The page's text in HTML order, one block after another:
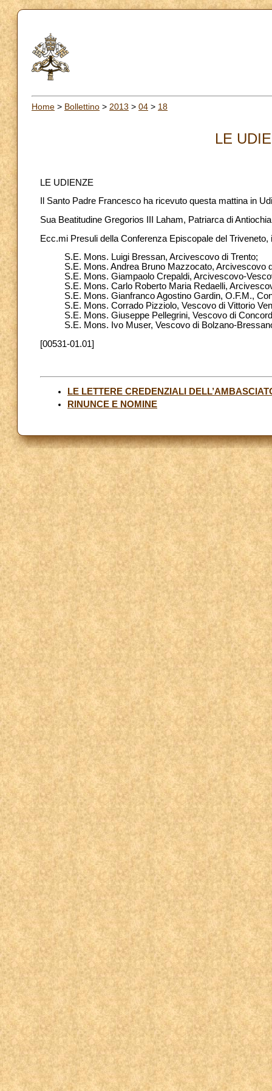
Home > Bollettino > 2013 > 04 > 18
LE
LE UDIENZE
Il Santo Padre Francesco ha ricevuto questa mattina in
Sua Beatitudine Gregorios III Laham, Patriarca di
Ecc.mi Presuli della Conferenza Episcopale del
S.E. Mons. Luigi Bressan, Arcivescovo di Trento;
S.E. Mons. Andrea Bruno Mazzocato, Arcivescovo
S.E. Mons. Giampaolo Crepaldi, Arcivescovo-
S.E. Mons. Carlo Roberto Maria Redaelli,
S.E. Mons. Gianfranco Agostino Gardin, O.F.M.,
S.E. Mons. Corrado Pizziolo, Vescovo di Vittorio
S.E. Mons. Giuseppe Pellegrini, Vescovo di
S.E. Mons. Ivo Muser, Vescovo di Bolzano-
[00531-01.01]
LE LETTERE CREDENZIALI
RINUNCE E NOMINE